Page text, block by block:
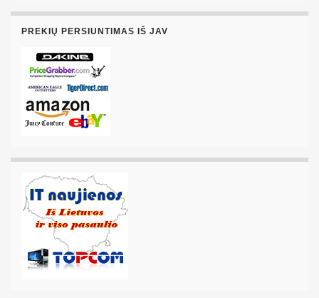
PREKIŲ PERSIUNTIMAS IŠ JAV